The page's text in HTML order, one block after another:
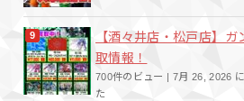
【酒々井店・松戸店】ガ
取情報！
700件のビュー | 7月 26, 2026
た